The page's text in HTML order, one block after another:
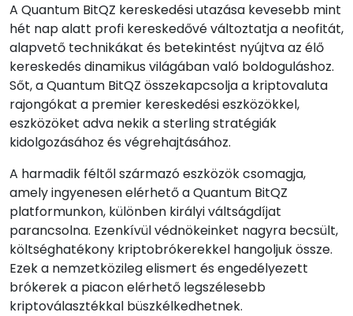
A Quantum BitQZ kereskedési utazása kevesebb mint
hét nap alatt profi kereskedővé változtatja a neofitát,
alapvető technikákat és betekintést nyújtva az élő
kereskedés dinamikus világában való boldoguláshoz.
Sőt, a Quantum BitQZ összekapcsolja a kriptovaluta
rajongókat a premier kereskedési eszközökkel,
eszközöket adva nekik a sterling stratégiák
kidolgozásához és végrehajtásához.
A harmadik féltől származó eszközök csomagja,
amely ingyenesen elérhető a Quantum BitQZ
platformunkon, különben királyi váltságdíjat
parancsolna. Ezenkívül védnökeinket nagyra becsült,
költséghatékony kriptobrókerekkel hangoljuk össze.
Ezek a nemzetközileg elismert és engedélyezett
brókerek a piacon elérhető legszélesebb
kriptoválasztékkal büszkélkedhetnek.